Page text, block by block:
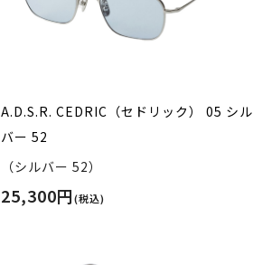
A.D.S.R. CEDRIC（セドリック） 05 シル
バー 52
（シルバー 52）
25,300円(税込)